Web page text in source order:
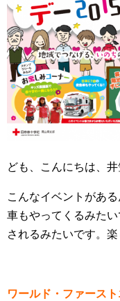
ども、こんにちは、井
こんなイベントがあ
車もやってくるみた
されるみたいです。
ワールド・ファース